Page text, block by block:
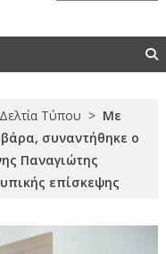
Δελτία Τύπου > Με
συναντήθηκε ο
Παναγιώτης
επίσκεψης